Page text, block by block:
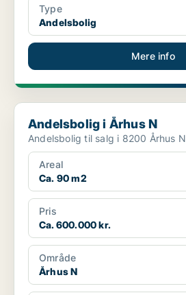
Type
Andelsbolig
Mere info
Andelsbolig i Århus N
Andelsbolig i Århus N
Andelsbolig til salg i 8200 Århus N
Areal
Ca. 90 m2
Pris
Ca. 600.000 kr.
Område
Århus N